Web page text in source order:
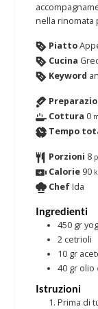
nella rinomata
Piatto
Cucina
Keyword
Cottura 0
Tempo
Porzioni 8
Calorie 90
Chef Ida
Ingredienti
450 gr
2 cetrioli
10 gr
40 gr olio
Istruzioni
Prima di tutto assicurarsi che i cetrioli non siano